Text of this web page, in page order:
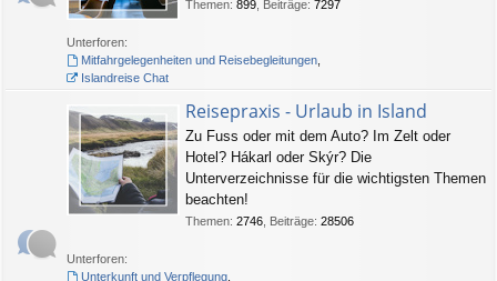
Themen: 899 Beiträge: 7297
Unterforen:
Mitfahrgelegenheiten und Reisebegleitungen,
Islandreise Chat
Reisepraxis - Urlaub in Island
Zu Fuss oder mit dem Auto? Im Zelt oder
Hotel? Hákarl oder Skýr? Die
Unterverzeichnisse für die wichtigsten Themen
beachten!
Themen: 2746 Beiträge: 28506
Unterforen:
Unterkunft und Verpflegung,